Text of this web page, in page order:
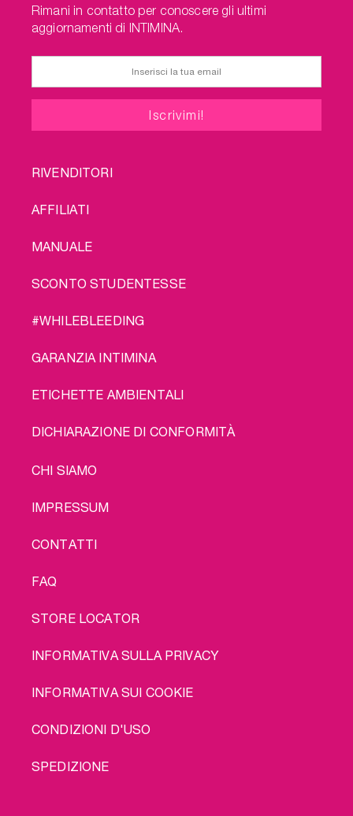
Rimani in contatto per conoscere gli ultimi
aggiornamenti di INTIMINA.
FOOTER
RIVENDITORI
AFFILIATI
MANUALE
SCONTO STUDENTESSE
#WHILEBLEEDING
GARANZIA INTIMINA
ETICHETTE AMBIENTALI
DICHIARAZIONE DI CONFORMITÀ
LEGAL
CHI SIAMO
IMPRESSUM
CONTATTI
FAQ
STORE LOCATOR
INFORMATIVA SULLA PRIVACY
INFORMATIVA SUI COOKIE
CONDIZIONI D'USO
SPEDIZIONE